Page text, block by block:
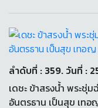
ลำดับที่ : 359. วันที่ :
เดชะ ข้าสรงน้ำ พระชุ่
อันตรธาน เป็นสุข เทอ